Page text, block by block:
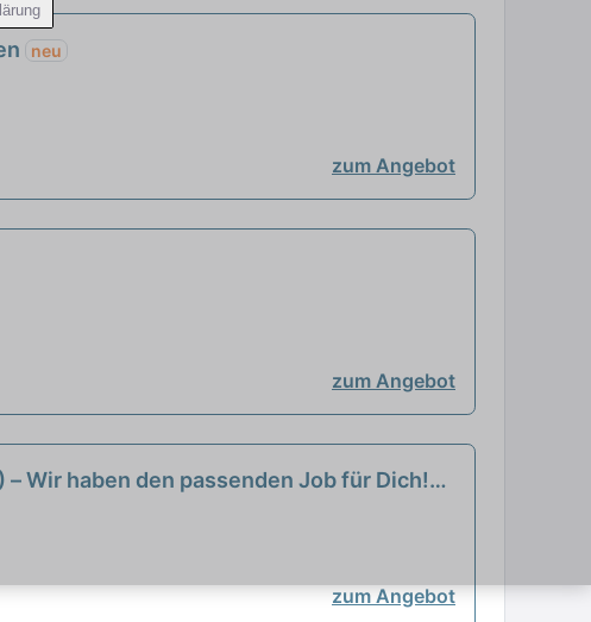
neu
zum Angebot
zum Angebot
Wir haben den passenden Job für Dich!
zum Angebot